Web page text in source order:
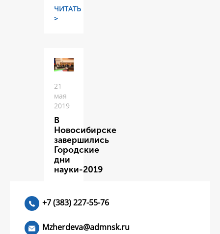
ЧИТАТЬ
>
21
мая
2019
В
Новосибирске
завершились
Городские
дни
науки-2019
+7 (383) 227-55-76
Mzherdeva@admnsk.ru